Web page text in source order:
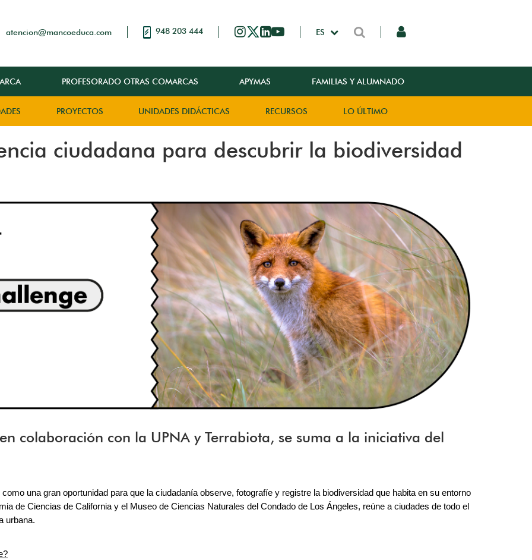
atencion@mancoeduca.com 948 203 444 ES
PROFESORADO OTRAS COMARCAS APYMAS FAMILIAS Y ALUMNADO
PROYECTOS UNIDADES DIDÁCTICAS RECURSOS LO ÚLTIMO
ciudadana para descubrir la biodiversidad
colaboración con la UPNA y Terrabiota, se suma a la iniciativa del
una gran oportunidad para que la ciudadanía observe, fotografíe y registre la biodiversidad que habita en su entorno
de Ciencias de California y el Museo de Ciencias Naturales del Condado de Los Ángeles, reúne a ciudades de todo el
urbana.